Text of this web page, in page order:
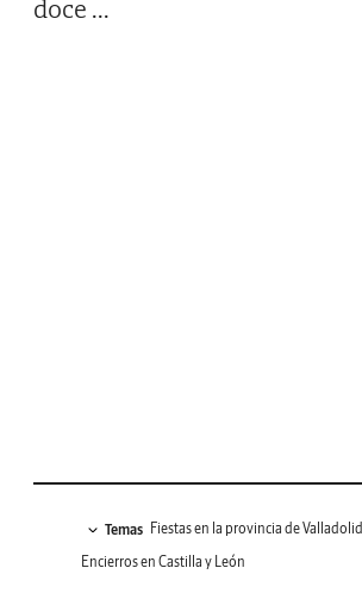
doce ...
Temas Fiestas en la provincia de Valladolid
Encierros en Castilla y León